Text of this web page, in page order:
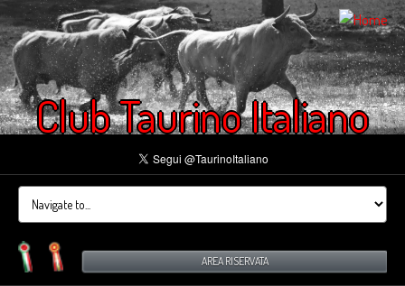
Club Taurino Italiano
AREA RISERVATA